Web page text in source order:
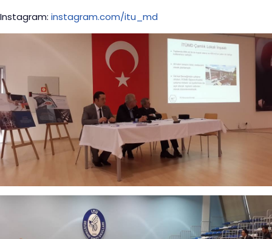
Instagram: instagram.com/itu_md